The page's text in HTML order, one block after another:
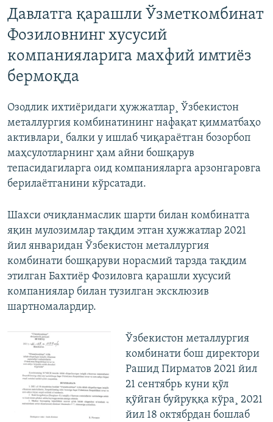
Давлатга қарашли Ўзметкомбинат
Фозиловнинг хусусий
компанияларига махфий имтиëз
бермоқда
Озодлик ихтиëридаги ҳужжатлар¸ Ўзбекистон
металлургия комбинатининг нафақат қимматбаҳо
активлари¸ балки у ишлаб чиқараëтган бозорбоп
маҳсулотларнинг ҳам айни бошқарув
тепасидагиларга оид компанияларга арзонгаровга
берилаëтганини кўрсатади.
Шахси очиқланмаслик шарти билан комбинатга
яқин мулозимлар тақдим этган ҳужжатлар 2021
йил январидан Ўзбекистон металлургия
комбинати бошқаруви норасмий тарзда тақдим
этилган Бахтиëр Фозиловга қарашли хусусий
компаниялар билан тузилган эксклюзив
шартномалардир.
Ўзбекистон металлургия
комбинати бош директори
Рашид Пирматов 2021 йил
21 сентябрь куни қўл
қўйган буйруққа кўра¸ 2021
йил 18 октябрдан бошлаб